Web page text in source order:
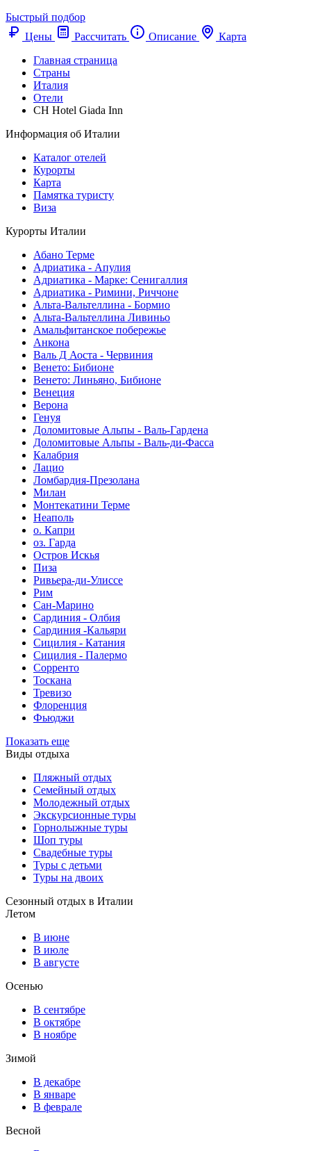
Быстрый подбор
Цены
Рассчитать Описание
Карта
Главная страница
Cтраны
Италия
Отели
CH Hotel Giada Inn
Информация об Италии
Каталог отелей
Курорты
Карта
Памятка туристу
Виза
Курорты Италии
Абано Терме
Адриатика - Апулия
Адриатика - Марке: Сенигаллия
Адриатика - Римини, Риччоне
Альта-Вальтеллина - Бормио
Альта-Вальтеллина Ливиньо
Амальфитанское побережье
Анкона
Валь Д Аоста - Червиния
Венето: Бибионе
Венето: Линьяно, Бибионе
Венеция
Верона
Генуя
Доломитовые Альпы - Валь-Гардена
Доломитовые Альпы - Валь-ди-Фасса
Калабрия
Лацио
Ломбардия-Презолана
Милан
Монтекатини Терме
Неаполь
о. Капри
оз. Гарда
Остров Искья
Пиза
Ривьера-ди-Улиссе
Рим
Сан-Марино
Сардиния - Олбия
Сардиния -Кальяри
Сицилия - Катания
Сицилия - Палермо
Сорренто
Тоскана
Тревизо
Флоренция
Фьюджи
Показать еще
Виды отдыха
Пляжный отдых
Семейный отдых
Молодежный отдых
Экскурсионные туры
Горнолыжные туры
Шоп туры
Свадебные туры
Туры с детьми
Туры на двоих
Сезонный отдых в Италии
Летом
В июне
В июле
В августе
Осенью
В сентябре
В октябре
В ноябре
Зимой
В декабре
В январе
В феврале
Весной